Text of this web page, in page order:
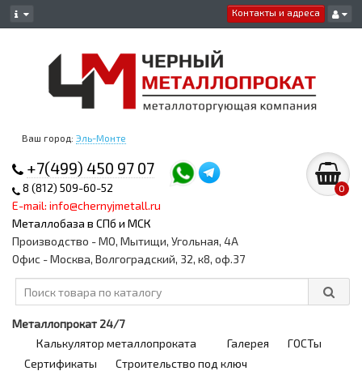
Контакты и адреса
Ваш город: Эль-Монте
+7(499) 450 97 07
8 (812) 509-60-52
E-mail: info@chernyjmetall.ru
Металлобаза в СПб и МСК
0
Производство - МО, Мытищи, Угольная, 4А
Офис - Москва, Волгоградский, 32, к8, оф.37
Металлопрокат 24/7
Калькулятор металлопроката
Галерея
ГОСТы
Сертификаты
Строительство под ключ